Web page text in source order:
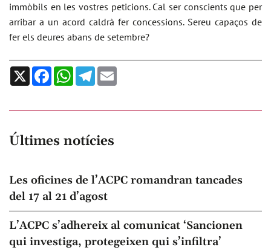
immòbils en les vostres peticions. Cal ser conscients que per
arribar a un acord caldrà fer concessions. Sereu capaços de
fer els deures abans de setembre?
X FacebookWhatsApp
Telegram
Últimes notícies
Les oficines de l’ACPC romandran tancades
del 17 al 21 d’agost
L’ACPC s’adhereix al comunicat ‘Sancionen
qui investiga, protegeixen qui s’infiltra’